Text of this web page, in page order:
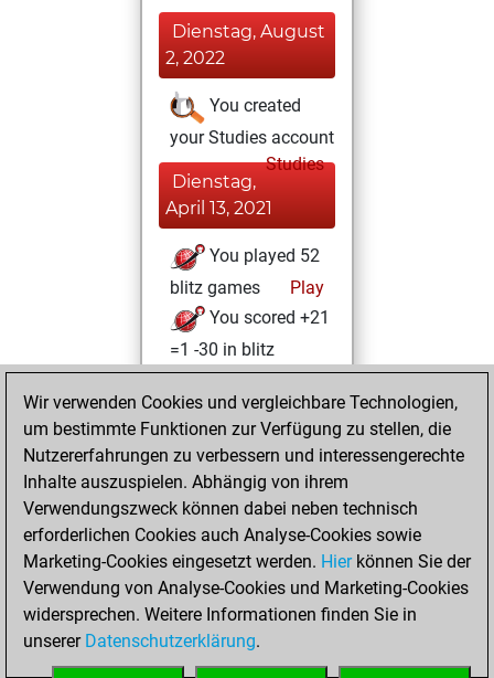
Dienstag, August
2, 2022
You created
your Studies account
Studies
Dienstag,
April 13, 2021
You played 52
blitz games
Play
You scored +21
=1 -30 in blitz
Donnerstag,
Dezember 3, 2020
You won
against Fritz
Fritz
You achieved a
BeautyScore of 20
You achieved a
new Elo of 1609
You created
Wir verwenden Cookies und vergleichbare Technologien,
um bestimmte Funktionen zur Verfügung zu stellen, die
Nutzererfahrungen zu verbessern und interessengerechte
Inhalte auszuspielen. Abhängig von ihrem
Verwendungszweck können dabei neben technisch
erforderlichen Cookies auch Analyse-Cookies sowie
Marketing-Cookies eingesetzt werden. Hierkönnen Sie der
Verwendung von Analyse-Cookies und Marketing-Cookies
widersprechen. Weitere Informationen finden Sie in
unserer Datenschutzerklärung.